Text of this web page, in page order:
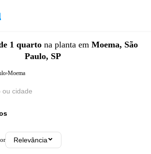
1 quarto na planta em Moema, São
Paulo, SP
›Moema
Relevância